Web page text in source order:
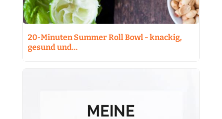
20-Minuten Summer Roll Bowl - knackig,
gesund und…